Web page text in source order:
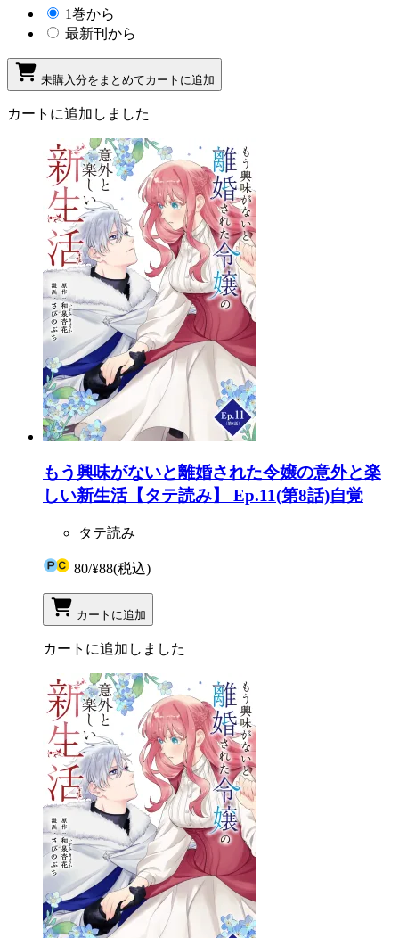
1巻から
最新刊から
未購入分をまとめてカートに追加
カートに追加しました
もう興味がないと離婚された令嬢の意外と楽
しい新生活【タテ読み】 Ep.11(第8話)自覚
タテ読み
80/¥88(税込)
カートに追加
カートに追加しました